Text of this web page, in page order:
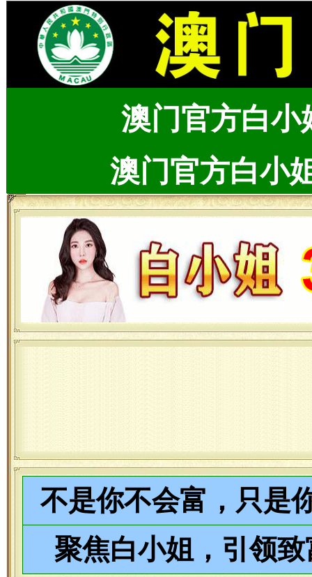
澳门官方白小
澳门官方白小
不是你不会富，只是
聚焦白小姐，引领